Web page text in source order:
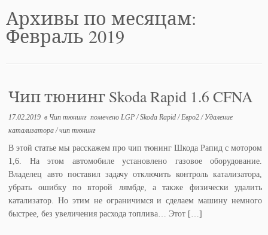
Архивы по месяцам:
Февраль 2019
Чип тюнинг Skoda Rapid 1.6 CFNA
17.02.2019 в Чип тюнинг помечено LGP/Skoda Rapid/ Евро2/ Удаление
катализатора/чип тюнинг
В этой статье мы расскажем про чип тюнинг Шкода Рапид с мотором
1,6. На этом автомобиле установлено газовое оборудование.
Владелец авто поставил задачу отключить контроль катализатора,
убрать ошибку по второй лямбде, а также физически удалить
катализатор. Но этим не ограничимся и сделаем машину немного
быстрее, без увеличения расхода топлива… Этот […]